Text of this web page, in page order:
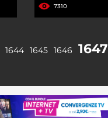
7310
1644 1645 1646 1647